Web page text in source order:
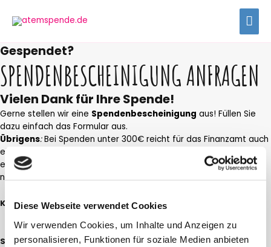
Diese Webseite verwendet Cookies
Wir verwenden Cookies, um Inhalte und Anzeigen zu
personalisieren, Funktionen für soziale Medien anbieten
Inhalt
Gespendet?
SPENDENBESCHEINIGUNG ANFRAGEN
Vielen Dank für Ihre Spende!
Gerne stellen wir eine Spendenbescheinigung aus! Füllen Sie
dazu einfach das Formular aus.
Übrigens:Bei Spenden unter 300€ reicht für das Finanzamt auch
ein einfacher Nachweis, wie ein Kontoauszug. Falls Sie trotzdem
eine Spendenbescheinigung erhalten möchten, stellen wir
natürlich trotzdem gerne eine aus!
KONTAKT
SOCIAL MEDIA